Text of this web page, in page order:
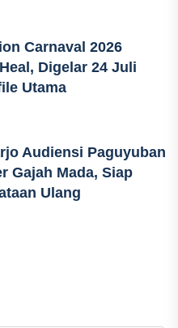
Carnaval 2026
Digelar 24 Juli
Utama
Audiensi Paguyuban
Gajah Mada, Siap
Ulang